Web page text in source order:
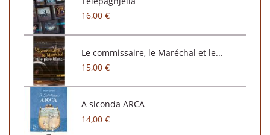
16,00 €
Le commissaire, le Maréchal et le...
15,00 €
A siconda ARCA
14,00 €